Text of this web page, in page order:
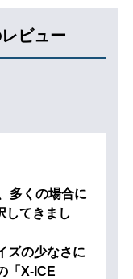
ビュー
多くの場合に
してきまし
ズの少なさに
「X-ICE